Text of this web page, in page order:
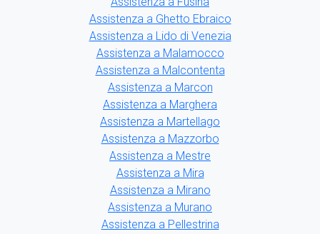
Assistenza a Ghetto Ebraico
Assistenza a Lido di Venezia
Assistenza a Malamocco
Assistenza a Malcontenta
Assistenza a Marcon
Assistenza a Marghera
Assistenza a Martellago
Assistenza a Mazzorbo
Assistenza a Mestre
Assistenza a Mira
Assistenza a Mirano
Assistenza a Murano
Assistenza a Pellestrina